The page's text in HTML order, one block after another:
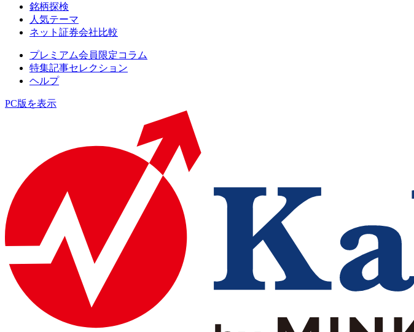
銘柄探検
人気テーマ
ネット証券会社比較
プレミアム会員限定コラム
特集記事セレクション
ヘルプ
PC版を表示